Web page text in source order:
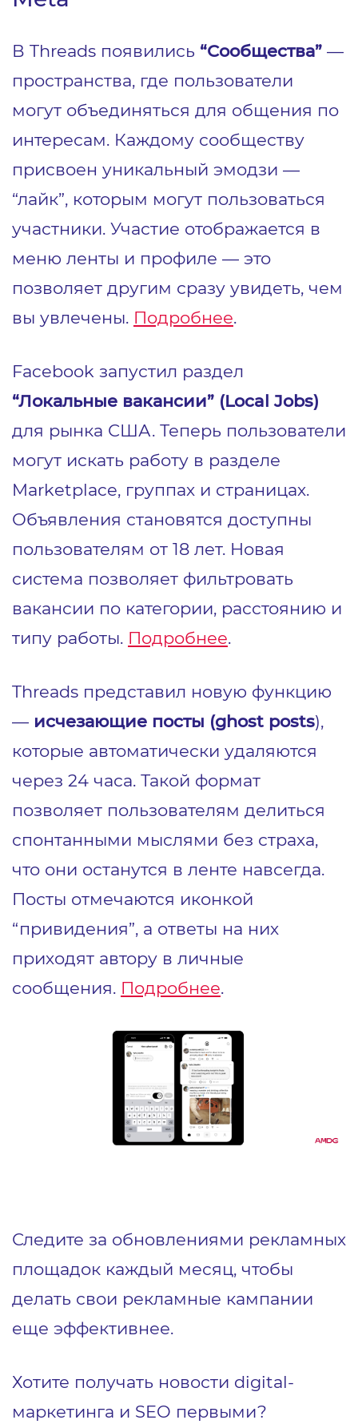
В Threads появились “Сообщества” —
пространства, где пользователи
могут объединяться для общения по
интересам. Каждому сообществу
присвоен уникальный эмодзи —
“лайк”, которым могут пользоваться
участники. Участие отображается в
меню ленты и профиле — это
позволяет другим сразу увидеть, чем
вы увлечены. Подробнее.
Facebook запустил раздел
“Локальные вакансии” (Local Jobs)
для рынка США. Теперь пользователи
могут искать работу в разделе
Marketplace, группах и страницах.
Объявления становятся доступны
пользователям от 18 лет. Новая
система позволяет фильтровать
вакансии по категории, расстоянию и
типу работы. Подробнее.
Threads представил новую функцию
— исчезающие посты (ghost posts),
которые автоматически удаляются
через 24 часа. Такой формат
позволяет пользователям делиться
спонтанными мыслями без страха,
что они останутся в ленте навсегда.
Посты отмечаются иконкой
“привидения”, а ответы на них
приходят автору в личные
сообщения. Подробнее.
Следите за обновлениями рекламных
площадок каждый месяц, чтобы
делать свои рекламные кампании
еще эффективнее.
Хотите получать новости digital-
маркетинга и SEO первыми?